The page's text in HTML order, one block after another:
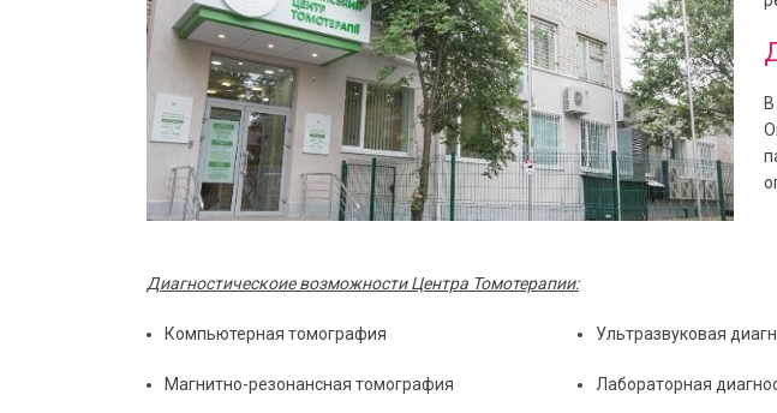
Диагностическоие возможности Центра Томотерапии:
Компьютерная томография
Магнитно-резонансная томография
Ультразвуковая
Лабораторная